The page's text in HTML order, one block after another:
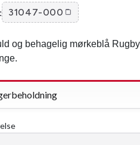
31047-000
og behagelig mørkeblå